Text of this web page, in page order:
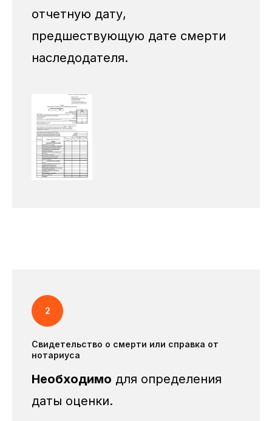
отчетную дату,
предшествующую дате смерти
наследодателя.
Свидетельство о смерти или справка от
нотариуса
Необходимо для определения
даты оценки.